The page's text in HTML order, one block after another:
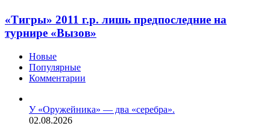
«Тигры» 2011 г.р. лишь предпоследние на
турнире «Вызов»
Новые
Популярные
Комментарии
У «Оружейника» — два «серебра».
02.08.2026